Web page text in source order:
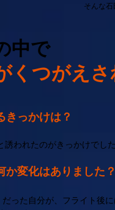
そんな
中で
くつがえ
っかけは？
誘われたのがきっかけでし
変化はありました
った自分が、フライト後